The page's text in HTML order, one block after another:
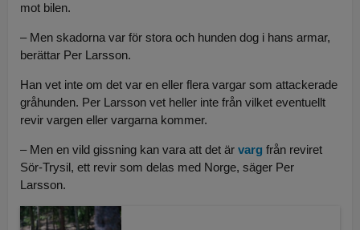
mot bilen.
– Men skadorna var för stora och hunden dog i hans armar,
berättar Per Larsson.
Han vet inte om det var en eller flera vargar som attackerade
gråhunden. Per Larsson vet heller inte från vilket eventuellt
revir vargen eller vargarna kommer.
– Men en vild gissning kan vara att det är varg från reviret
Sör-Trysil, ett revir som delas med Norge, säger Per
Larsson.